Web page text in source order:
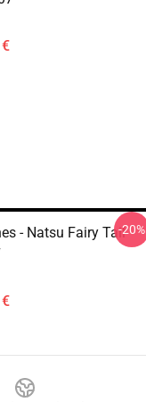
- Natsu Fairy Tail-20%